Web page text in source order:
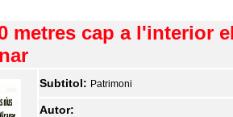
metres cap a l'interior
Subtitol: Patrimoni
Autor: